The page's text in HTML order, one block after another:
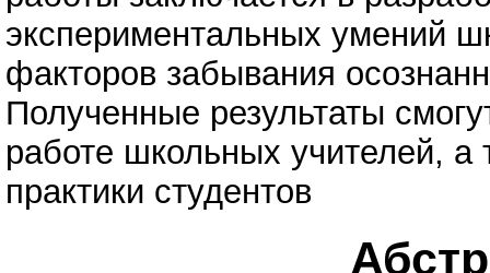
экспериментальных умений
факторов забывания
Полученные результаты
работе школьных учителей, а
практики студентов